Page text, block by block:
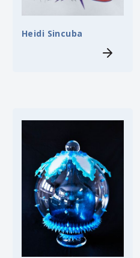
Heidi Sincuba